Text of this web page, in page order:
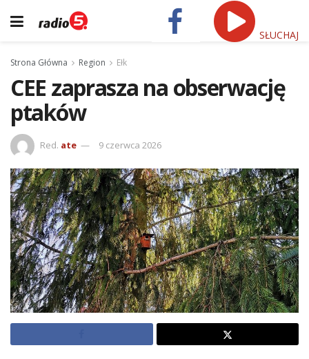
SŁUCHAJ
Strona Główna Region Ełk
CEE zaprasza na obserwację
ptaków
Red. ate 9 czerwca 2026